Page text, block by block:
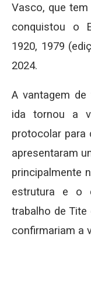
Vasco, que
conquistou o
1920, 1979
2024.
A vantagem
ida tornou a
protocolar para
apresentaram
principalmente
estrutura e o
trabalho de
confirmariam a